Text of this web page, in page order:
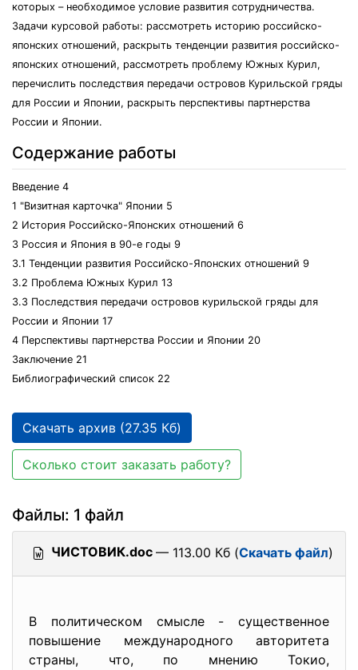
которых – необходимое условие развития сотрудничества.
Задачи курсовой работы: рассмотреть историю российско-
японских отношений, раскрыть тенденции развития российско-
японских отношений, рассмотреть проблему Южных Курил,
перечислить последствия передачи островов Курильской гряды
для России и Японии, раскрыть перспективы партнерства
России и Японии.
Содержание работы
Введение 4
1 "Визитная карточка" Японии 5
2 История Российско-Японских отношений 6
3 Россия и Япония в 90-е годы 9
3.1 Тенденции развития Российско-Японских отношений 9
3.2 Проблема Южных Курил 13
3.3 Последствия передачи островов курильской гряды для
России и Японии 17
4 Перспективы партнерства России и Японии 20
Заключение 21
Библиографический список 22
Скачать архив (27.35 Кб)
Сколько стоит заказать работу?
Файлы: 1 файл
ЧИСТОВИК.doc — 113.00 Кб (Скачать файл)
В политическом смысле - существенное
повышение международного авторитета
страны, что, по мнению Токио,